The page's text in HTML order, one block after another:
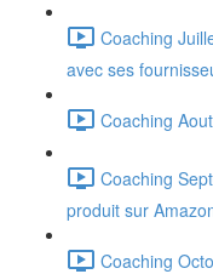
Coaching
avec ses
Coaching
Coaching
produit sur
Coaching